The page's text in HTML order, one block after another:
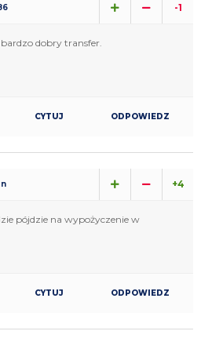
-1
dobry transfer.
CYTUJ ODPOWIEDZ
+4
pójdzie na wypożyczenie w
CYTUJ ODPOWIEDZ